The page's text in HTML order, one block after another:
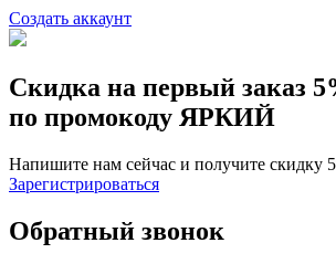
Создать аккаунт
Скидка на первый заказ
по промокоду ЯРКИЙ
Напишите нам сейчас и получите скидку
Зарегистрироваться
Обратный звонок